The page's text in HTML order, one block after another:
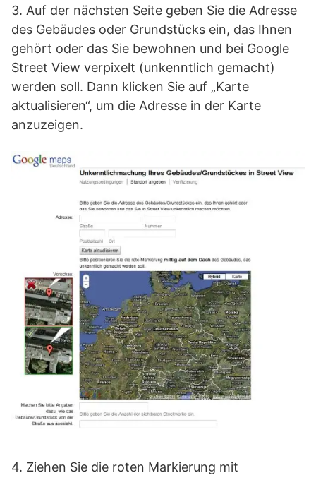
3. Auf der nächsten Seite geben Sie die Adresse
des Gebäudes oder Grundstücks ein, das Ihnen
gehört oder das Sie bewohnen und bei Google
Street View verpixelt (unkenntlich gemacht)
werden soll. Dann klicken Sie auf „Karte
aktualisieren“, um die Adresse in der Karte
anzuzeigen.
4. Ziehen Sie die roten Markierung mit